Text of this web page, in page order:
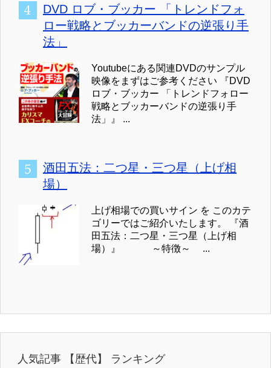
DVD ロブ・ブッカー 「トレンドフォ
ロー戦略とブッカーバンドの逆張り手
法」
Youtubeにある関連DVDのサンプル
映像をまずはご参考ください 『DVD
ロブ・ブッカー 「トレンドフォロー
戦略とブッカーバンドの逆張り手
法」』 ...
酒田五法：二つ星・三つ星（上げ相
場）
上げ相場での買いサイン を このカテ
ゴリーではご紹介いたします。 『酒
田五法：二つ星・三つ星（上げ相
場）』 ～特徴～ ...
人気記事 【歴代】 ランキング